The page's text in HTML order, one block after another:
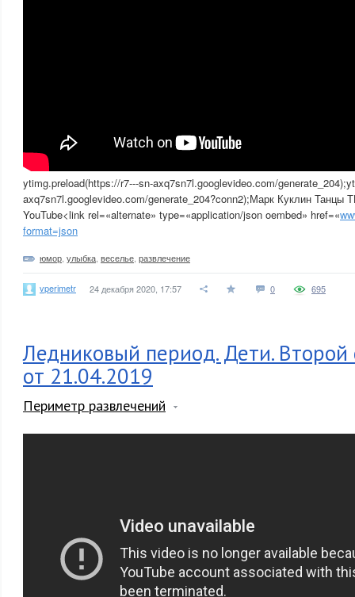
ytimg.preload(https://r7---sn-axq7sn7l.googlevideo.com/
axq7sn7l.googlevideo.com/generate_204?conn2);Марк Куклин
YouTube<link rel=«alternate» type=«application/json oembed» href=«
format=json
юмор улыбка веселье развлечение
vperimetr 24 декабря 2020, 17:57 0 695
Ледниковый период. Дети. Второй
от 21.04.2019
Периметр развлечений